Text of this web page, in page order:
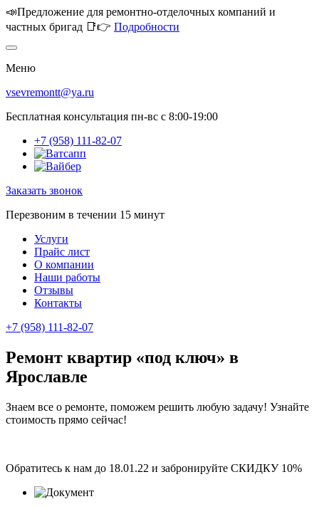
📣Предложение для ремонтно-отделочных компаний и
частных бригад 📑👉 Подробности
Меню
vsevremontt@ya.ru
Бесплатная консультация пн-вс с 8:00-19:00
+7 (958) 111-82-07
Заказать звонок
Перезвоним в течении 15 минут
Услуги
Прайс лист
О компании
Наши работы
Отзывы
Контакты
+7 (958) 111-82-07
Ремонт квартир «под ключ» в
Ярославле
Знаем все о ремонте, поможем решить любую задачу! Узнайте
стоимость прямо сейчас!
Обратитесь к нам до 18.01.22 и забронируйте СКИДКУ 10%